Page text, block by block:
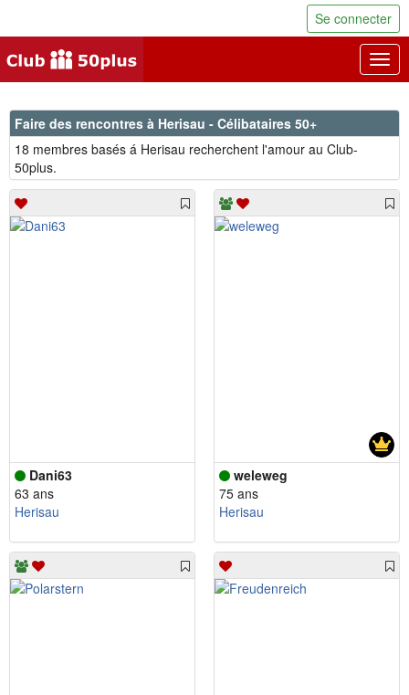
Se connecter
Faire des rencontres à Herisau - Célibataires 50+
18 membres basés á Herisau recherchent l'amour au Club-
50plus.
Dani63
63 ans
Herisau
weleweg
75 ans
Herisau